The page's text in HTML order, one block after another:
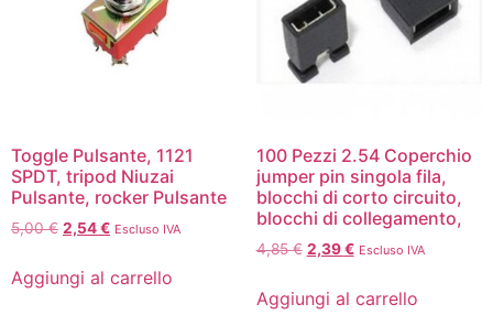
Toggle Pulsante, 1121
SPDT, tripod Niuzai
Pulsante, rocker Pulsante
5,00€ 2,54€ Escluso IVA
Aggiungi al carrello
100 Pezzi 2.54 Coperchio
jumper pin singola fila,
blocchi di corto circuito,
blocchi di collegamento,
4,85€ 2,39€ Escluso IVA
Aggiungi al carrello